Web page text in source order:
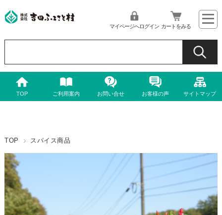
マイページへログイン カートをみる
TOP ご利用案内 お問い合せ お客様の声 サイトマップ
TOP スパイス商品